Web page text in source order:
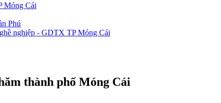
Móng Cái
Phú
nghiệp - GDTX TP Móng Cái
thành phố Móng Cái